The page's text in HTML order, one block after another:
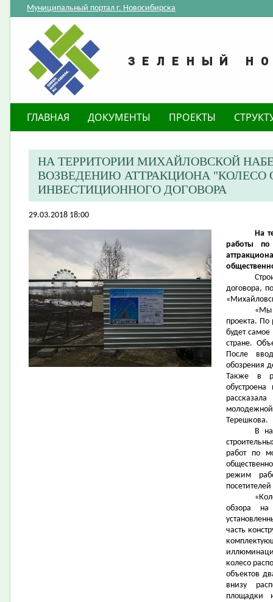
Муниципальный портал г. Новосибирска
ГЛАВНАЯ ДОКУМЕНТЫ ПРОЕКТЫ
НА ТЕРРИТОРИИ МИХАЙЛОВСКОЙ
ВОЗВЕДЕНИЮ АТТРАКЦИОНА "КОЛЕСО
ИНВЕСТИЦИОННОГО ДОГОВОРА
29.03.2018 18:00
На
работы по
договора,
«Мы
проекта. По
будет
стране.
После
обозрения
Также в
Терешкова.
В
работ по
режим
обзора
часть
колесо
объектов
внизу
площадки